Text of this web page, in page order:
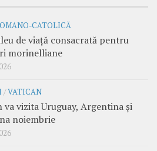
CATOLICĂ
de viață consacrată pentru
morinelliane
/VATICAN
va vizita Uruguay, Argentina și
noiembrie